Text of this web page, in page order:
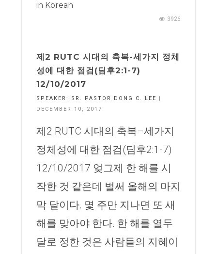
in Korean
3926
제2 RUTC 시대의 축복-세가지 정체
성에 대한 점검(딤후2:1-7)
12/10/2017
SPEAKER: SR. PASTOR DONG C. LEE
|
DECEMBER 10, 2017
제2 RUTC 시대의 축복–세가지
정체성에 대한 점검(딤후2:1-7)
12/10/2017 엊그제 한 해를 시
작한 것 같은데 벌써 올해의 마지
막 달이다. 몇 주만 지나면 또 새
해를 맞아야 한다. 한 해를 열두
달로 정한 것은 사람들의 지혜이